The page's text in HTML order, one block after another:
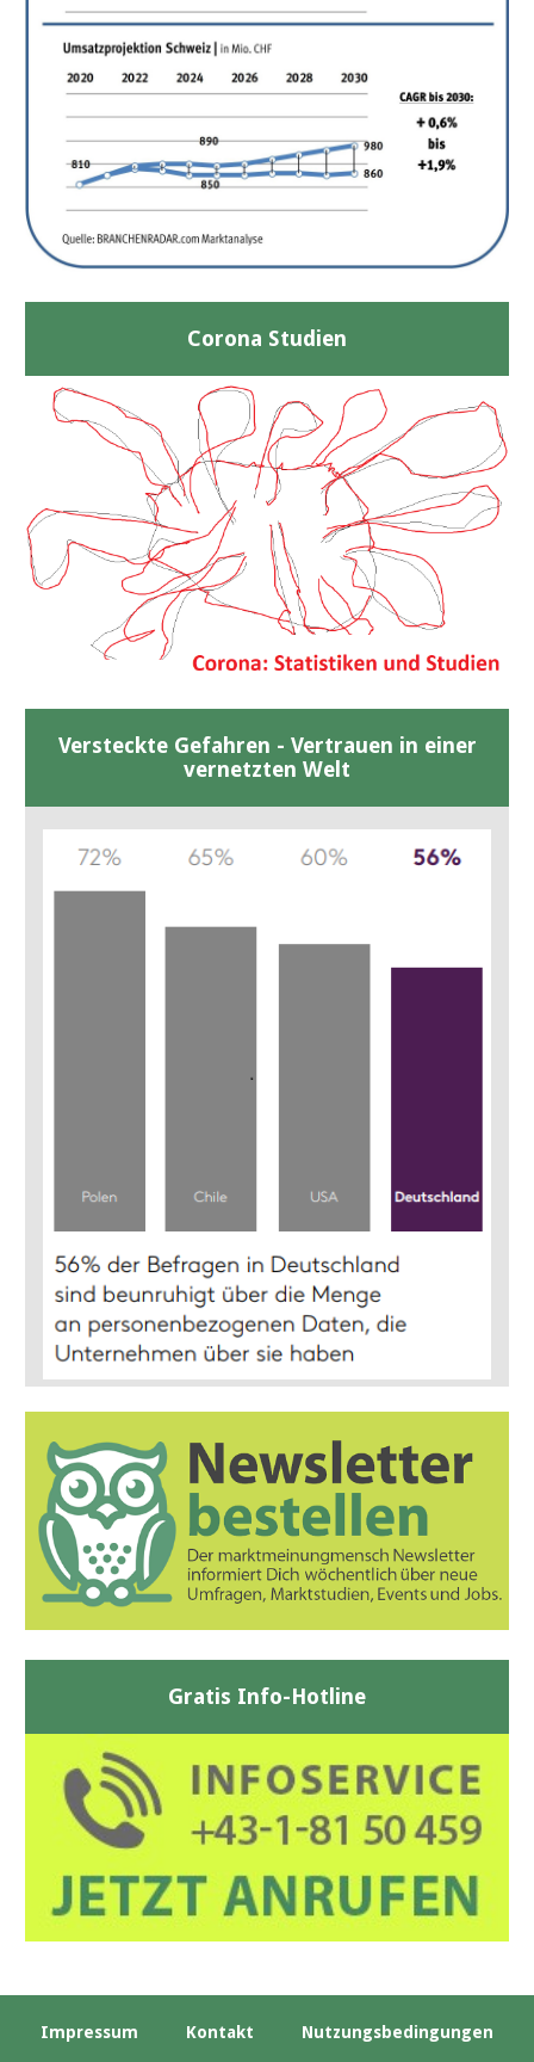
Corona Studien
Versteckte Gefahren - Vertrauen in einer
vernetzten Welt
Gratis Info-Hotline
Impressum Kontakt Nutzungsbedingungen